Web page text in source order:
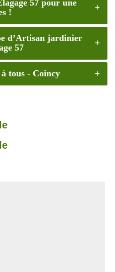
57 pour une
!
d’Artisan jardinier
57
tous - Coincy